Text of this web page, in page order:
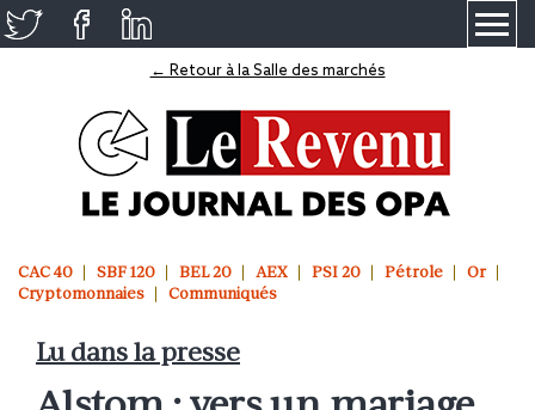
← Retour à la Salle des marchés
CAC 40 SBF 120 BEL 20 AEX PSI 20 Pétrole
Or
Cryptomonnaies
Communiqués
Lu dans la presse